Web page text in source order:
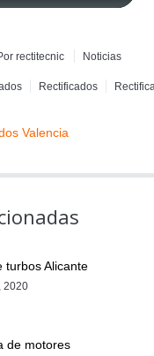
rectitecnic Noticias
Rectificados
Valencia
turbos Alicante
2020
de motores